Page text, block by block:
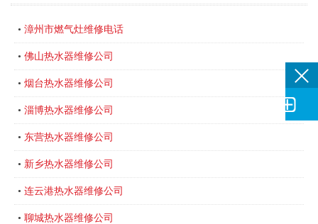
• 漳州市燃气灶维修电话
• 佛山热水器维修公司
• 烟台热水器维修公司
• 淄博热水器维修公司
• 东营热水器维修公司
• 新乡热水器维修公司
• 连云港热水器维修公司
• 聊城热水器维修公司
